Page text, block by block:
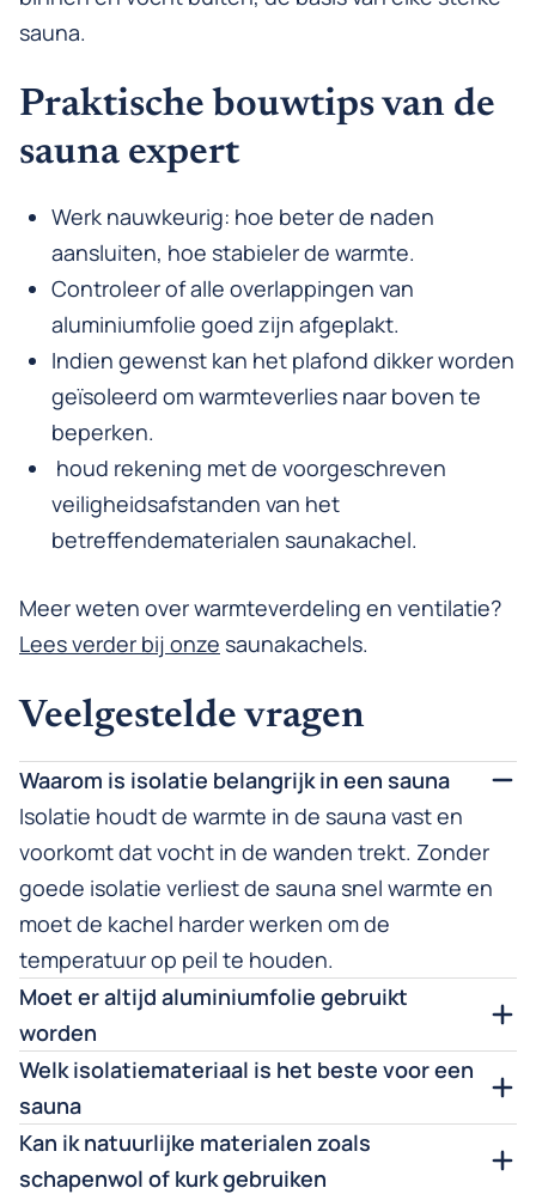
sauna.
Praktische bouwtips van de
sauna expert
Werk nauwkeurig: hoe beter de naden
aansluiten, hoe stabieler de warmte.
Controleer of alle overlappingen van
aluminiumfolie goed zijn afgeplakt.
Indien gewenst kan het plafond dikker worden
geïsoleerd om warmteverlies naar boven te
beperken.
houd rekening met de voorgeschreven
veiligheidsafstanden van het
betreffendematerialen saunakachel.
Meer weten over warmteverdeling en ventilatie?
Lees verder bij onze saunakachels.
Veelgestelde vragen
Waarom is isolatie belangrijk in een sauna
Isolatie houdt de warmte in de sauna vast en
voorkomt dat vocht in de wanden trekt. Zonder
goede isolatie verliest de sauna snel warmte en
moet de kachel harder werken om de
temperatuur op peil te houden.
Moet er altijd aluminiumfolie gebruikt
worden
Welk isolatiemateriaal is het beste voor een
sauna
Kan ik natuurlijke materialen zoals
schapenwol of kurk gebruiken